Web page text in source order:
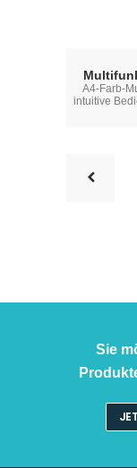
A4-Farb-
intuitive
Sie